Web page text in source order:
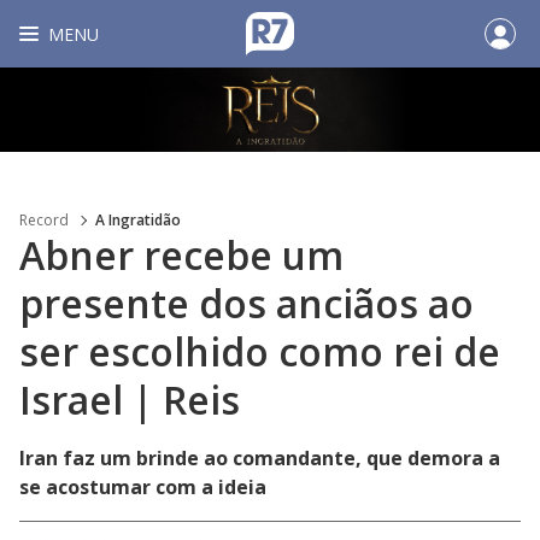
MENU
Record A Ingratidão
Abner recebe um
presente dos anciãos ao
ser escolhido como rei de
Israel | Reis
Iran faz um brinde ao comandante, que demora a
se acostumar com a ideia